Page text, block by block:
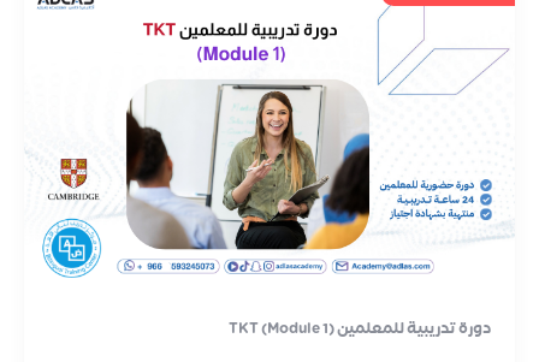
دورة تدريبية للمعلمين TKT (Module 1)